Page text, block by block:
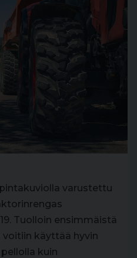
varustettu
Tuolloin ensimmäistä
käyttää hyvin
kuin